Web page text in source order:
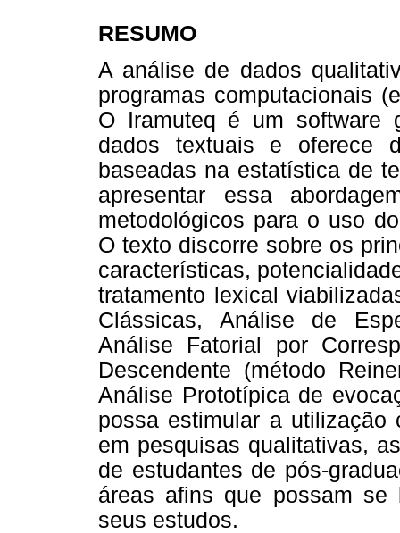
RESUMO
A análise de dados
programas computacionais
O Iramuteq é um software
dados textuais e oferece
baseadas na estatística de
apresentar essa
metodológicos para o uso
O texto discorre sobre os
características,
tratamento lexical
Clássicas, Análise de
Análise Fatorial por
Descendente (método
Análise Prototípica de
possa estimular a utilização
em pesquisas qualitativas,
de estudantes de pós-
áreas afins que possam se
seus estudos.